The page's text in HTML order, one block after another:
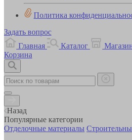
Политика
Задать вопрос
Главная
Каталог
Корзина
Назад
Популярные категории
Отделочные материалы